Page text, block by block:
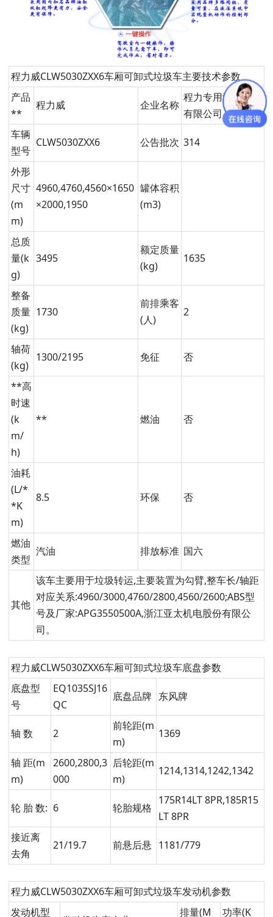
程力威CLW5030ZXX6车厢可卸式垃圾车主要技术参数
产品
**
程力威 企业名称
程力专用汽车股份
有限公司
车辆
型号
CLW5030ZXX6 公告批次 314
外形
尺寸
(m
m)
4960,4760,4560×1650
×2000,1950
罐体容积
(m3)
总质
量(k
g)
3495
额定质量
(kg)
1635
整备
质量
(kg)
1730
前排乘客
(人)
2
轴荷
(kg)
1300/2195 免征 否
**高
时速
(k
m/
h)
** 燃油 否
油耗
(L/*
*K
m)
8.5 环保 否
燃油
类型
汽油 排放标准 国六
其他
该车主要用于垃圾转运,主要装置为勾臂,整车长/轴距
对应关系:4960/3000,4760/2800,4560/2600;ABS型
号及厂家:APG3550500A,浙江亚太机电股份有限公
司。
程力威CLW5030ZXX6车厢可卸式垃圾车底盘参数
底盘型
号
EQ1035SJ16
QC
底盘品牌 东风牌
轴 数 2
前轮距(m
m)
1369
轴 距(m
m)
2600,2800,3
000
后轮距(m
m)
1214,1314,1242,1342
轮 胎 数: 6 轮胎规格
175R14LT 8PR,185R15
LT 8PR
接近离
去角
21/19.7 前悬后悬 1181/779
程力威CLW5030ZXX6车厢可卸式垃圾车发动机参数
发动机型
排量(M 功率(K